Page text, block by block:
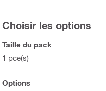
Choisir les options
Taille du pack
1 pce(s)
Options